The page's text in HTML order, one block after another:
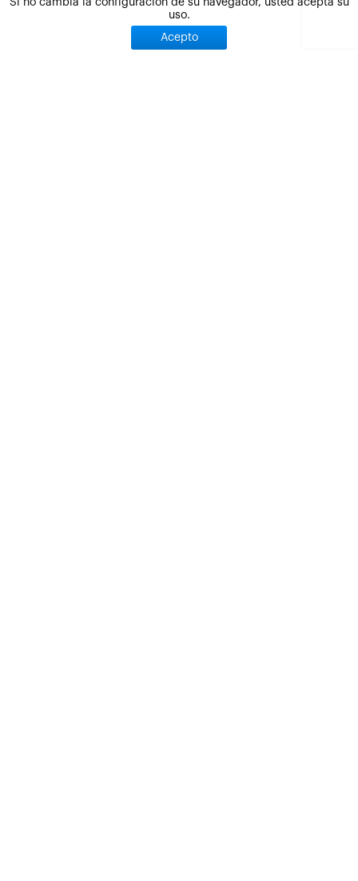
Si no cambia la configuración de su navegador, usted acepta su
uso.
Acepto